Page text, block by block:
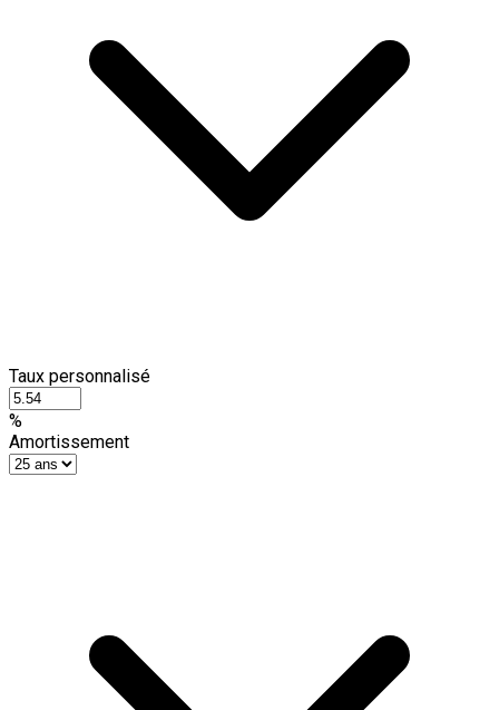
Taux personnalisé
%
Amortissement